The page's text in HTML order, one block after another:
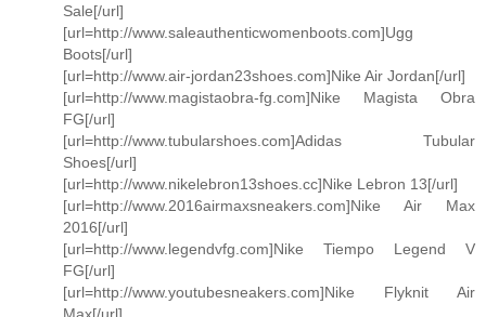
Sale[/url]
[url=http://www.saleauthenticwomenboots.com]Ugg
Boots[/url]
[url=http://www.air-jordan23shoes.com]Nike Air Jordan[/url]
[url=http://www.magistaobra-fg.com]Nike Magista Obra
FG[/url]
[url=http://www.tubularshoes.com]Adidas Tubular
Shoes[/url]
[url=http://www.nikelebron13shoes.cc]Nike Lebron 13[/url]
[url=http://www.2016airmaxsneakers.com]Nike Air Max
2016[/url]
[url=http://www.legendvfg.com]Nike Tiempo Legend V
FG[/url]
[url=http://www.youtubesneakers.com]Nike Flyknit Air